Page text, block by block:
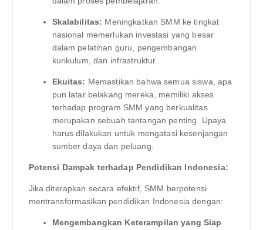
Skalabilitas: Meningkatkan SMM ke tingkat
nasional memerlukan investasi yang besar
dalam pelatihan guru, pengembangan
kurikulum, dan infrastruktur.
Ekuitas: Memastikan bahwa semua siswa, apa
pun latar belakang mereka, memiliki akses
terhadap program SMM yang berkualitas
merupakan sebuah tantangan penting. Upaya
harus dilakukan untuk mengatasi kesenjangan
sumber daya dan peluang.
Potensi Dampak terhadap Pendidikan Indonesia:
Jika diterapkan secara efektif, SMM berpotensi
mentransformasikan pendidikan Indonesia dengan:
Mengembangkan Keterampilan yang Siap